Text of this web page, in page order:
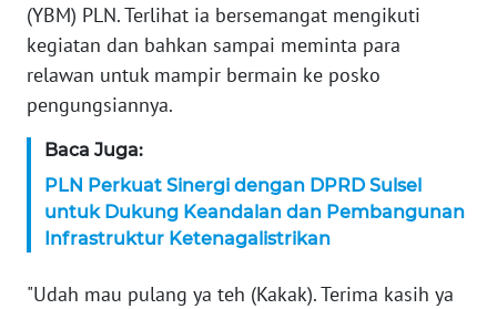
(YBM) PLN. Terlihat ia bersemangat mengikuti
kegiatan dan bahkan sampai meminta para
relawan untuk mampir bermain ke posko
pengungsiannya.
Baca Juga:
PLN Perkuat Sinergi dengan DPRD Sulsel
untuk Dukung Keandalan dan Pembangunan
Infrastruktur Ketenagalistrikan
"Udah mau pulang ya teh (Kakak). Terima kasih ya
Wahana
News
Regional
SUMUT
WN
JAKARTA
WN